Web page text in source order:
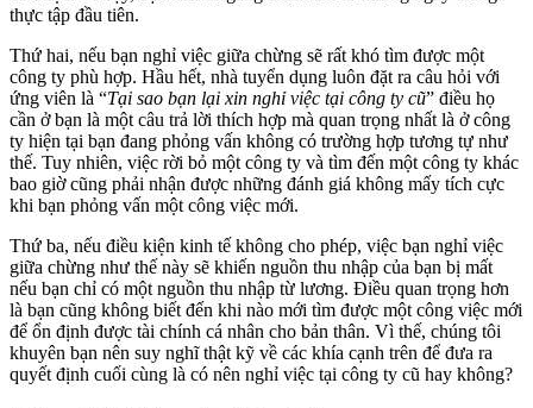
thực tập đầu tiên.
Thứ hai, nếu bạn nghỉ việc giữa chừng sẽ rất khó tìm được một
công ty phù hợp. Hầu hết, nhà tuyển dụng luôn đặt ra câu hỏi với
ứng viên là “Tại sao bạn lại xin nghỉ việc tại công ty cũ” điều họ
cần ở bạn là một câu trả lời thích hợp mà quan trọng nhất là ở công
ty hiện tại bạn đang phỏng vấn không có trường hợp tương tự như
thế. Tuy nhiên, việc rời bỏ một công ty và tìm đến một công ty khác
bao giờ cũng phải nhận được những đánh giá không mấy tích cực
khi bạn phỏng vấn một công việc mới.
Thứ ba, nếu điều kiện kinh tế không cho phép, việc bạn nghỉ việc
giữa chừng như thế này sẽ khiến nguồn thu nhập của bạn bị mất
nếu bạn chỉ có một nguồn thu nhập từ lương. Điều quan trọng hơn
là bạn cũng không biết đến khi nào mới tìm được một công việc mới
để ổn định được tài chính cá nhân cho bản thân. Vì thế, chúng tôi
khuyên bạn nên suy nghĩ thật kỹ về các khía cạnh trên để đưa ra
quyết định cuối cùng là có nên nghỉ việc tại công ty cũ hay không?